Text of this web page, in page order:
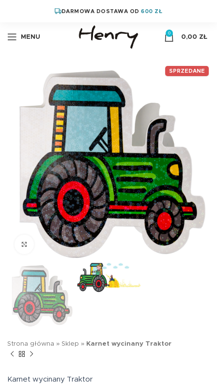
DARMOWA DOSTAWA OD600 ZŁ
MENU
0
0,00 ZŁ
SPRZEDANE
Kliknij aby powiększyć
Strona główna » Sklep » Karnet wycinany Traktor
Karnet wycinany Traktor